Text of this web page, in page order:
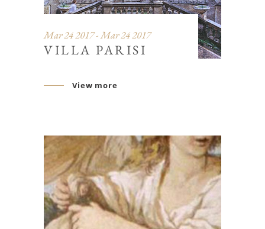
Mar 24 2017 - Mar 24 2017
VILLA PARISI
View more